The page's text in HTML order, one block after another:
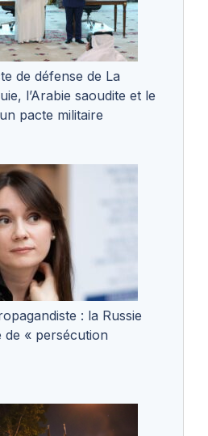
de défense de La
l’Arabie saoudite et le
pacte militaire
: la Russie
de « persécution